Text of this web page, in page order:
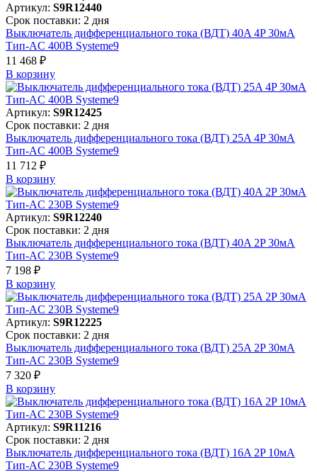
Артикул: S9R12440
Срок поставки: 2 дня
Выключатель дифференциального тока (ВДТ) 40A 4P 30мА
Тип-AC 400В Systeme9
11 468 ₽
В корзинy
Артикул: S9R12425
Срок поставки: 2 дня
Выключатель дифференциального тока (ВДТ) 25A 4P 30мА
Тип-AC 400В Systeme9
11 712 ₽
В корзинy
Артикул: S9R12240
Срок поставки: 2 дня
Выключатель дифференциального тока (ВДТ) 40A 2P 30мА
Тип-AC 230В Systeme9
7 198 ₽
В корзинy
Артикул: S9R12225
Срок поставки: 2 дня
Выключатель дифференциального тока (ВДТ) 25A 2P 30мА
Тип-AC 230В Systeme9
7 320 ₽
В корзинy
Артикул: S9R11216
Срок поставки: 2 дня
Выключатель дифференциального тока (ВДТ) 16A 2P 10мА
Тип-AC 230В Systeme9